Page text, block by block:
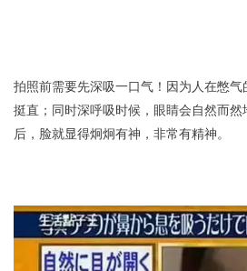
拍照前需要先深吸一口气！因为人在憋
挺直；同时深呼吸时候，眼睛会自然而
后，脸就显得炯炯有神，非常有精神。